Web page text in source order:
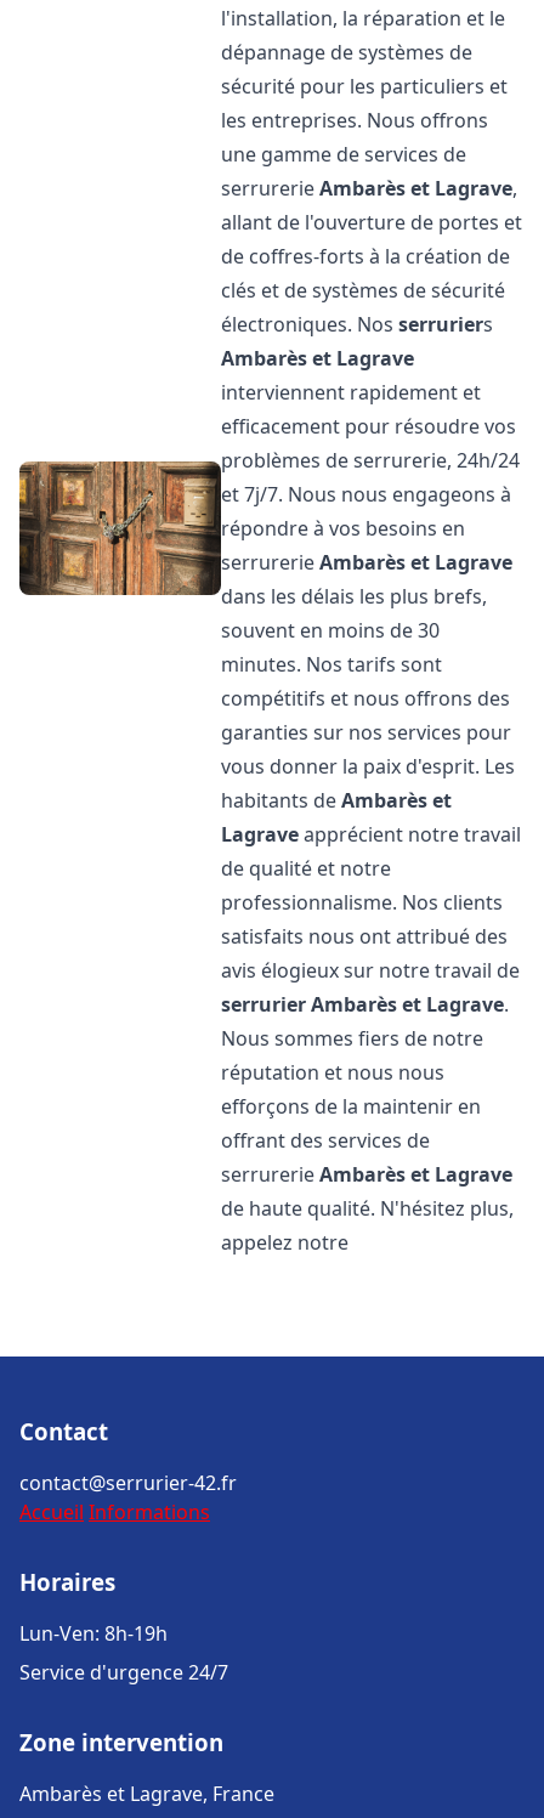
l'installation, la réparation et le
dépannage de systèmes de
sécurité pour les particuliers et
les entreprises. Nous offrons
une gamme de services de
serrurerieAmbarès et Lagrave,
allant de l'ouverture de portes et
de coffres-forts à la création de
clés et de systèmes de sécurité
électroniques. Nosserruriers
Ambarès et Lagrave
interviennent rapidement et
efficacement pour résoudre vos
problèmes de serrurerie, 24h/24
et 7j/7. Nous nous engageons à
répondre à vos besoins en
serrurerieAmbarès et Lagrave
dans les délais les plus brefs,
souvent en moins de 30
minutes. Nos tarifs sont
compétitifs et nous offrons des
garanties sur nos services pour
vous donner la paix d'esprit. Les
habitants deAmbarès et
Lagraveapprécient notre travail
de qualité et notre
professionnalisme. Nos clients
satisfaits nous ont attribué des
avis élogieux sur notre travail de
serrurierAmbarès et Lagrave.
Nous sommes fiers de notre
réputation et nous nous
efforçons de la maintenir en
offrant des services de
serrurerieAmbarès et Lagrave
de haute qualité. N'hésitez plus,
appelez notre
Contact
contact@serrurier-42.fr
Accueil Informations
Horaires
Lun-Ven: 8h-19h
Service d'urgence 24/7
Zone intervention
Ambarès et Lagrave, France